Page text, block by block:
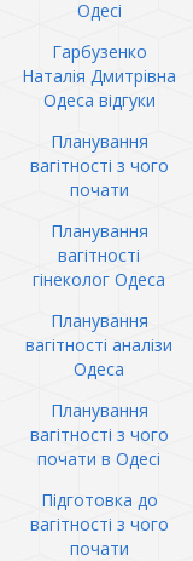
Одесі
Гарбузенко
Наталія Дмитрівна
Одеса відгуки
Планування
вагітності з чого
почати
Планування
вагітності
гінеколог Одеса
Планування
вагітності аналізи
Одеса
Планування
вагітності з чого
почати в Одесі
Підготовка до
вагітності з чого
почати